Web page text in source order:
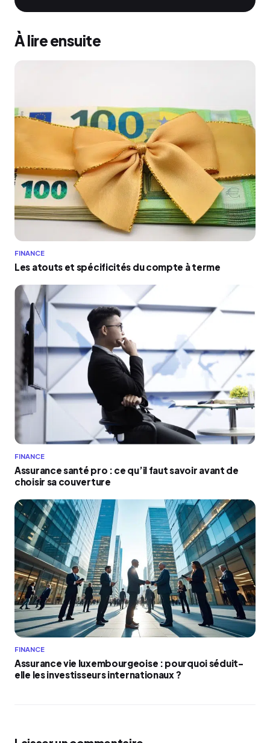
À lire ensuite
FINANCE
Les atouts et spécificités du compte à terme
FINANCE
Assurance santé pro : ce qu’il faut savoir avant de
choisir sa couverture
FINANCE
Assurance vie luxembourgeoise : pourquoi séduit-
elle les investisseurs internationaux ?